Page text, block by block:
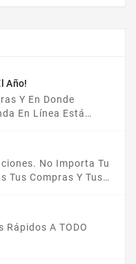
Año!
Y En Donde
En Línea Está
No Importa Tu
Tus Compras Y Tus
Rápidos A TODO